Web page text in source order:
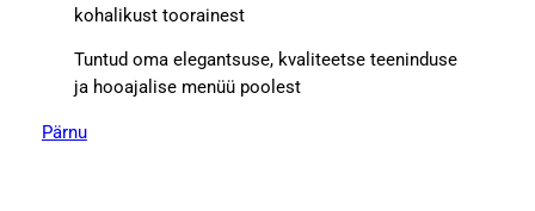
kohalikust toorainest
Tuntud oma elegantsuse, kvaliteetse teeninduse
ja hooajalise menüü poolest
Pärnu